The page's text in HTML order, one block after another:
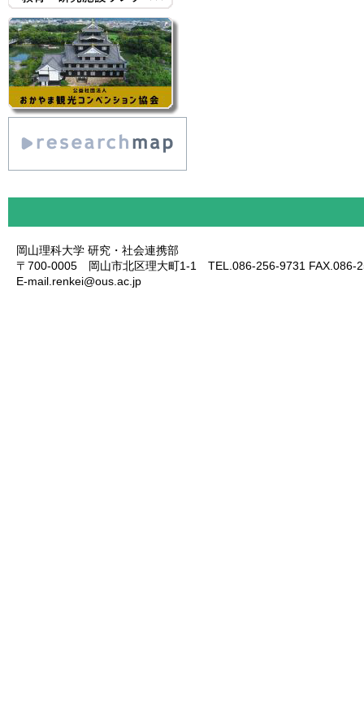
岡山理科大学 研究・社会連携部
〒700-0005 岡山市北区理大町1-1 TEL.086-256-9731 FAX.086-
E-mail.renkei@ous.ac.jp